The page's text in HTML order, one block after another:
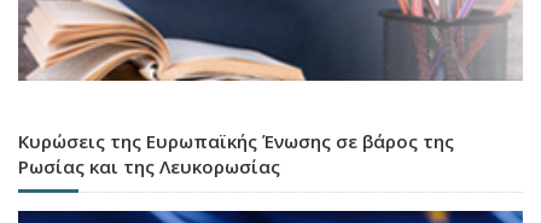
Κυρώσεις της Ευρωπαϊκής Ένωσης σε βάρος της
Ρωσίας και της Λευκορωσίας